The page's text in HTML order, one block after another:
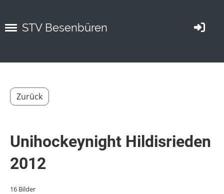
STV Besenbüren
Zurück
Unihockeynight Hildisrieden
2012
16 Bilder